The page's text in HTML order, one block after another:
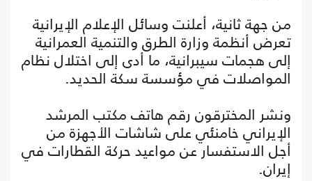
من جهة ثانية، أعلنت وسائل الإعلام الإيرانية
تعرض أنظمة وزارة الطرق والتنمية العمرانية
إلى هجمات سيبرانية، ما أدى إلى اختلال نظام
المواصلات في مؤسسة سكة الحديد.
ونشر المخترقون رقم هاتف مكتب المرشد
الإيراني خامنئي على شاشات الأجهزة من
أجل الاستفسار عن مواعيد حركة القطارات في
إيران.